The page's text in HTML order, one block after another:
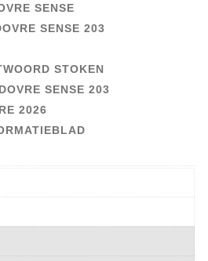
SENSE
SENSE 203
STOKEN
SENSE 203
2026